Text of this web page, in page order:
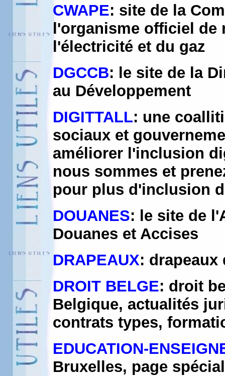
CWAPE: site de la
l'organisme officiel
l'électricité et du gaz
DGCCB: le site de la
au Développement
DIGITTALL: une
sociaux et
améliorer l'inclusion
nous sommes et
pour plus d'inclusion
DOUANES: le site de
Douanes et Accises
DRAPEAUX:
DROIT BELGE: droit
Belgique, actualités
contrats types,
EDUCATION-
Bruxelles, page